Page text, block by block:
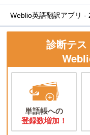
Weblio英語翻訳アプリ -
診断テス
単語帳への
登録数増加！